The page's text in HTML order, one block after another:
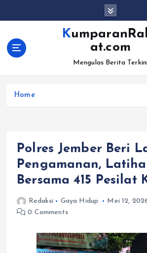
KumparanRaky
at.com
Mengulas Berita
Home
Polres Jember Beri
Pengamanan,
Bersama 415 Pesilat
Redaksi Gaya Hidup
Mei 12,
0 Comments